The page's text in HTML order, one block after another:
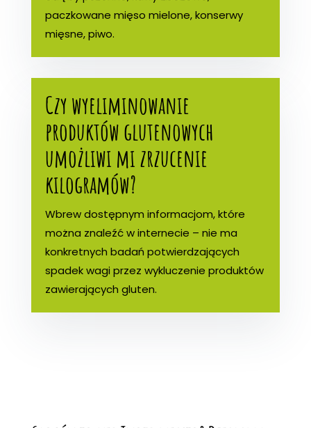
paczkowane mięso mielone, konserwy
mięsne, piwo.
Czy wyeliminowanie
produktów glutenowych
umożliwi mi zrzucenie
kilogramów?
Wbrew dostępnym informacjom, które
można znaleźć w internecie – nie ma
konkretnych badań potwierdzających
spadek wagi przez wykluczenie produktów
zawierających gluten.